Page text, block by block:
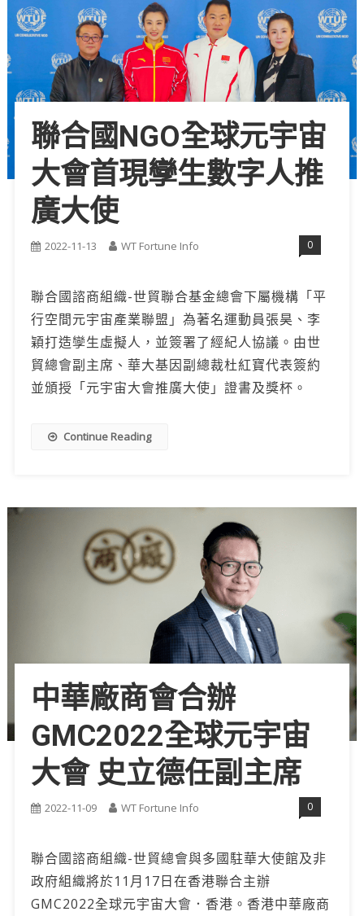
聯合國NGO全球元宇宙
大會首現孿生數字人推
廣大使
2022-11-13 WT Fortune Info 0
聯合國諮商組織-世貿聯合基金總會下屬機構「平
行空間元宇宙產業聯盟」為著名運動員張昊、李
穎打造孿生虛擬人，並簽署了經紀人協議。由世
貿總會副主席、華大基因副總裁杜紅寶代表簽約
並頒授「元宇宙大會推廣大使」證書及獎杯。
Continue Reading
中華廠商會合辦
GMC2022全球元宇宙
大會 史立德任副主席
2022-11-09 WT Fortune Info 0
聯合國諮商組織-世貿總會與多國駐華大使館及非
政府組織將於11月17日在香港聯合主辦
GMC2022全球元宇宙大會．香港。香港中華廠商